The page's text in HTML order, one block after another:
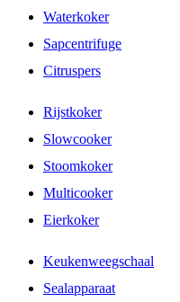
Waterkoker
Sapcentrifuge
Citruspers
Rijstkoker
Slowcooker
Stoomkoker
Multicooker
Eierkoker
Keukenweegschaal
Sealapparaat